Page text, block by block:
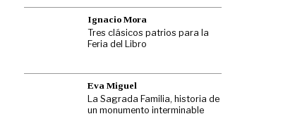
Ignacio Mora
Tres clásicos patrios para la
Feria del Libro
Eva Miguel
La Sagrada Familia, historia de
un monumento interminable